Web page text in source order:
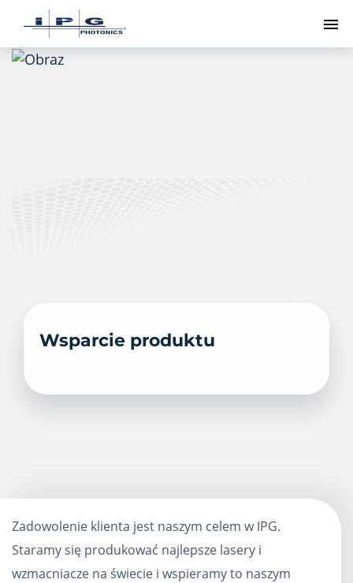
Wsparcie produktu
Zadowolenie klienta jest naszym celem w IPG.
Staramy się produkować najlepsze lasery i
wzmacniacze na świecie i wspieramy to naszym